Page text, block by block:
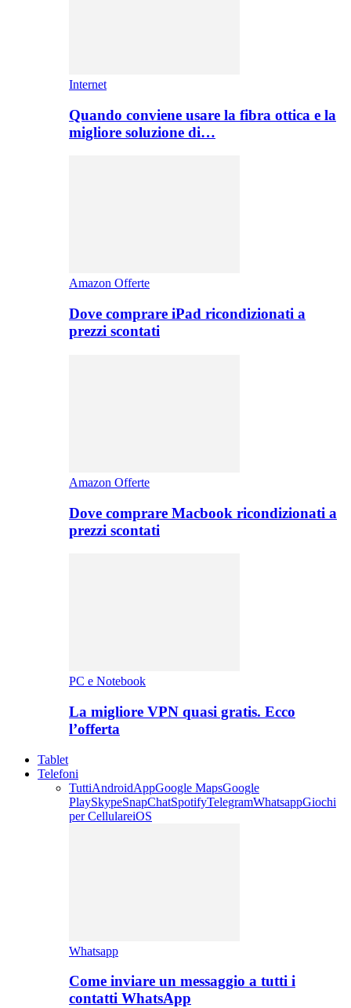
Internet
Quando conviene usare la fibra ottica e la
migliore soluzione di…
Amazon Offerte
Dove comprare iPad ricondizionati a
prezzi scontati
Amazon Offerte
Dove comprare Macbook ricondizionati a
prezzi scontati
PC e Notebook
La migliore VPN quasi gratis. Ecco
l’offerta
Tablet
Telefoni
TuttiAndroidAppGoogle MapsGoogle
PlaySkypeSnapChatSpotifyTelegramWhatsappGiochi
per CellulareiOS
Whatsapp
Come inviare un messaggio a tutti i
contatti WhatsApp